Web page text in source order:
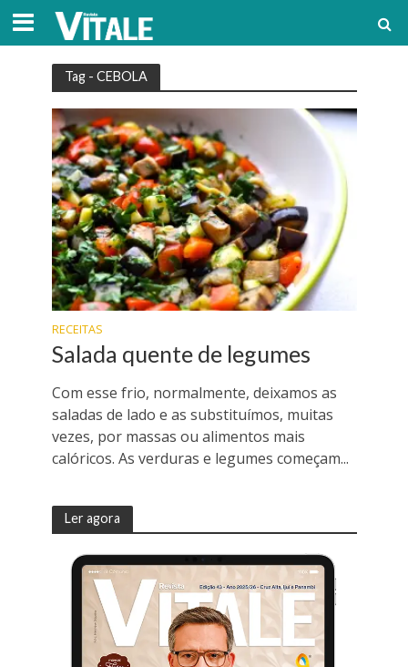
Tag - CEBOLA
RECEITAS
Salada quente de legumes
Com esse frio, normalmente, deixamos as
saladas de lado e as substituímos, muitas
vezes, por massas ou alimentos mais
calóricos. As verduras e legumes começam...
Ler agora